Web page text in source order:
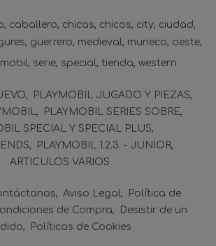
caballero chicas chicos city ciudad
guerrero medieval muneco oeste
serie special tienda western
PLAYMOBIL JUGADO Y PIEZAS
PLAYMOBIL SERIES SOBRE
SPECIAL Y SPECIAL PLUS
PLAYMOBIL 1.2.3. - JUNIOR
ARTICULOS VARIOS
Aviso Legal
Política de
de Compra
Desistir de un
Políticas de Cookies